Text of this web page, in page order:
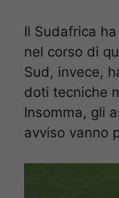
Il Sudafrica
nel corso di
Sud, invece,
doti tecniche
Insomma, gli
avviso vanno